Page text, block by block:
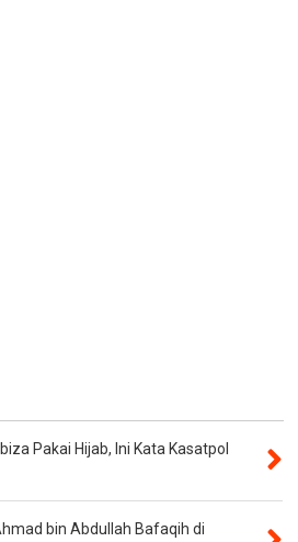
Pakai Hijab, Ini Kata Kasatpol
bin Abdullah Bafaqih di